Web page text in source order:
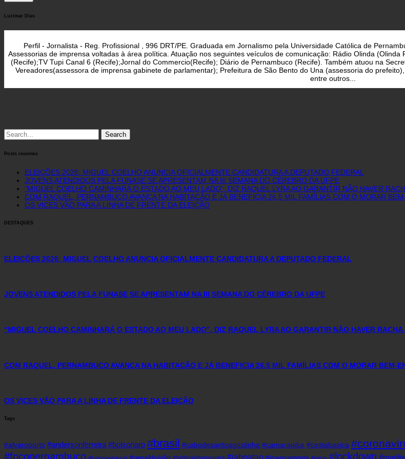
Luzimar Dias
Perfil - Jornalista - Reg. Profissional , 996 DRT/PE. Graduada em Jornalismo pela Universidade Católica de
Assessorias de imprensa voltadas à área política. Atuação nos seguintes veículos de comunicação: Rádio Olinda
(Recife);TV Tupi Canal 6 (Recife);Jornal do Commercio(Recife); Diário de Pernambuco (Recife). Também atuou na
Vereadores(assessora de imprensa gabinete de parlamentar); Prefeitura de São Bento do Una (assessoria do
entre outros...
Search
for:
Posts recentes
ELEIÇÕES 2026: MIGUEL COELHO ANUNCIA OFICIALMENTE CANDIDATURA A DEPUTADO FEDERAL
JOVENS ATENDIDOS PELA FUNASE SE APRESENTAM NA III SEMANA DO CÉREBRO DA UFPE
“MIGUEL COELHO CAMINHARÁ O ESTADO AO MEU LADO”, DIZ RAQUEL LYRA AO GARANTIR NÃO HAVER
COM RAQUEL, PERNAMBUCO AVANÇA NA HABITAÇÃO E JÁ BENEFICIA 26,5 MIL FAMÍLIAS COM O MORAR
OS VICES VÃO PARA A LINHA DE FRENTE DA ELEIÇÃO
DESTAQUES
ELEIÇÕES 2026: MIGUEL COELHO ANUNCIA OFICIALMENTE CANDIDATURA A DEPUTADO FEDERAL
JOVENS ATENDIDOS PELA FUNASE SE APRESENTAM NA III SEMANA DO CÉREBRO DA UFPE
“MIGUEL COELHO CAMINHARÁ O ESTADO AO MEU LADO”, DIZ RAQUEL LYRA AO GARANTIR NÃO HAVER
COM RAQUEL, PERNAMBUCO AVANÇA NA HABITAÇÃO E JÁ BENEFICIA 26,5 MIL FAMÍLIAS COM O MORAR BEM-
OS VICES VÃO PARA A LINHA DE FRENTE DA ELEIÇÃO
Tags
#alvaroporto #andersonferreira #bolsonaro #brasil #cabodesantoagostinho #camaragibe #cestabasica
#focopernambuco #fundaoeleitoral #jaboatao #leitos #lockdown